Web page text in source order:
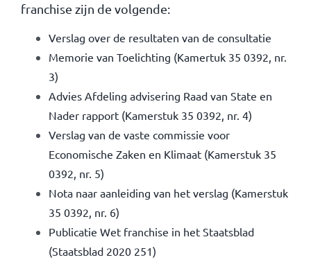
franchise zijn de volgende:
Verslag over de resultaten van de consultatie
Memorie van Toelichting (Kamertuk 35 0392, nr.
3)
Advies Afdeling advisering Raad van State en
Nader rapport (Kamerstuk 35 0392, nr. 4)
Verslag van de vaste commissie voor
Economische Zaken en Klimaat (Kamerstuk 35
0392, nr. 5)
Nota naar aanleiding van het verslag (Kamerstuk
35 0392, nr. 6)
Publicatie Wet franchise in het Staatsblad
(Staatsblad 2020 251)